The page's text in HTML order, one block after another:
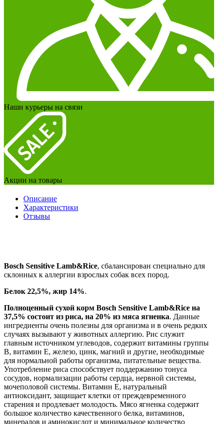
Наши курьеры на связи
Акции на товары
Описание
Характеристики
Отзывы
Bosch Sensitive Lamb&Rice, сбалансирован специально для
склонных к аллергии взрослых собак всех пород.
Белок 22,5%, жир 14%.
Полноценный сухой корм Bosch Sensitive Lamb&Rice на
37,5% состоит из риса, на 20% из мяса ягненка. Данные
ингредиенты очень полезны для организма и в очень редких
случаях вызывают у животных аллергию. Рис служит
главным источником углеводов, содержит витамины группы
B, витамин E, железо, цинк, магний и другие, необходимые
для нормальной работы организма, питательные вещества.
Употребление риса способствует поддержанию тонуса
сосудов, нормализации работы сердца, нервной системы,
мочеполовой системы. Витамин E, натуральный
антиоксидант, защищает клетки от преждевременного
старения и продлевает молодость. Мясо ягненка содержит
большое количество качественного белка, витаминов,
минералов и аминокислот и минимальное количество